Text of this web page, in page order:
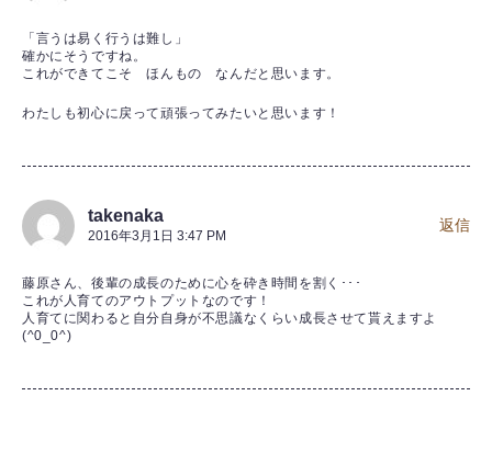
「言うは易く行うは難し」
確かにそうですね。
これができてこそ ほんもの なんだと思います。
わたしも初心に戻って頑張ってみたいと思います！
takenaka
2016年3月1日 3:47 PM
藤原さん、後輩の成長のために心を砕き時間を割く･･･
これが人育てのアウトプットなのです！
人育てに関わると自分自身が不思議なくらい成長させて貰えますよ
(^0_0^)
返信